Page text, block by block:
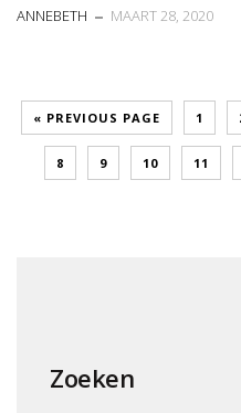
ANNEBETH MAART 28, 2020
« PREVIOUS PAGE 1
8 9 10 11
Zoeken